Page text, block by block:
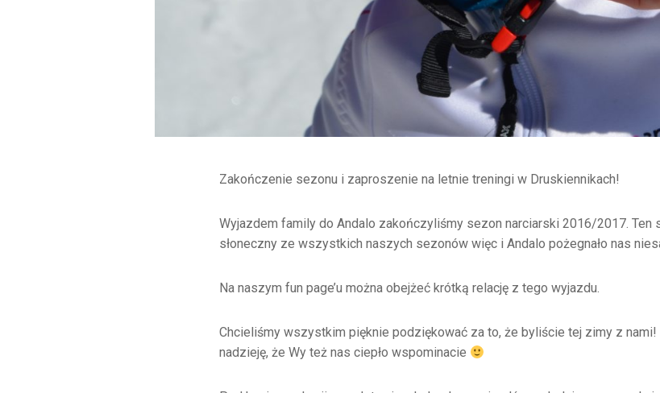
Zakończenie sezonu i zaproszenie na letnie treningi w Druskiennikach!
Wyjazdem family do Andalo zakończyliśmy sezon narciarski 2016/2017. Ten
słoneczny ze wszystkich naszych sezonów więc i Andalo pożegnało nas
Na naszym fun page’u można obejżeć krótką relację z tego wyjazdu.
Chcieliśmy wszystkim pięknie podziękować za to, że byliście tej zimy z
nadzieję, że Wy też nas ciepło wspominacie